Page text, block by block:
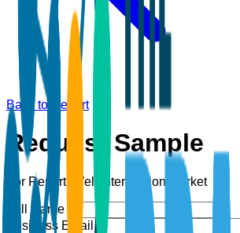
Back to Report
Request Sample
For Report: Well Intervention Market
Full Name *
Business Email *